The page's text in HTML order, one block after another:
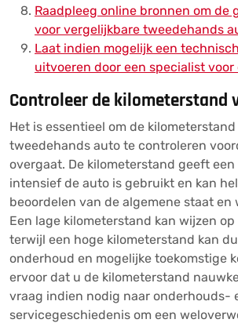
Raadpleeg online bronnen om de
voor vergelijkbare tweedehands
Laat indien mogelijk een
uitvoeren door een specialist voor
Controleer de kilometerstand
Het is essentieel om de
tweedehands auto te controleren
overgaat. De kilometerstand geeft
intensief de auto is gebruikt en kan
beoordelen van de algemene staat en
Een lage kilometerstand kan wijzen
terwijl een hoge kilometerstand kan
onderhoud en mogelijke toekomstige
ervoor dat u de kilometerstand
vraag indien nodig naar onderhouds-
servicegeschiedenis om een